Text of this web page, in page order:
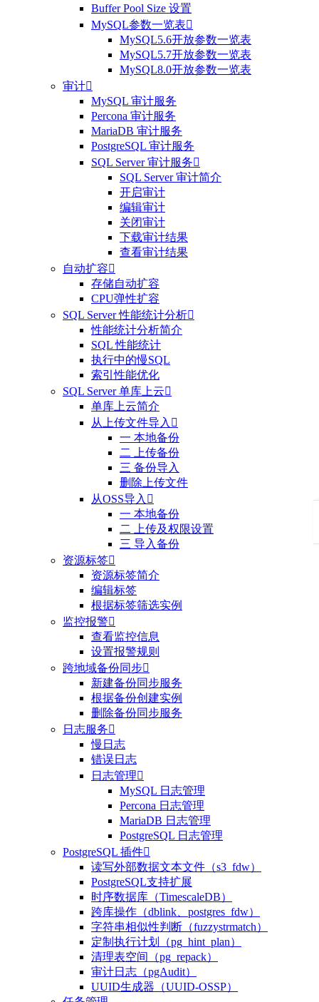
Buffer Pool Size 设置
MySQL参数一览表
MySQL5.6开放参数一览表
MySQL5.7开放参数一览表
MySQL8.0开放参数一览表
审计
MySQL 审计服务
Percona 审计服务
MariaDB 审计服务
PostgreSQL 审计服务
SQL Server 审计服务
SQL Server 审计简介
开启审计
编辑审计
关闭审计
下载审计结果
查看审计结果
自动扩容
存储自动扩容
CPU弹性扩容
SQL Server 性能统计分析
性能统计分析简介
SQL 性能统计
执行中的慢SQL
索引性能优化
SQL Server 单库上云
单库上云简介
从上传文件导入 
一 本地备份
二 上传备份
三 备份导入
删除上传文件
从OSS导入 
一 本地备份
二 上传及权限设置
三 导入备份
资源标签
资源标签简介
编辑标签
根据标签筛选实例
监控报警
查看监控信息
设置报警规则
跨地域备份同步
新建备份同步服务
根据备份创建实例
删除备份同步服务
日志服务
慢日志
错误日志
日志管理
MySQL 日志管理
Percona 日志管理
MariaDB 日志管理
PostgreSQL 日志管理
PostgreSQL 插件
读写外部数据文本文件（s3_fdw）
PostgreSQL支持扩展
时序数据库（TimescaleDB）
跨库操作（dblink、postgres_fdw）
字符串相似性判断（fuzzystrmatch）
定制执行计划（pg_hint_plan）
清理表空间（pg_repack）
审计日志（pgAudit）
UUID生成器（UUID-OSSP）